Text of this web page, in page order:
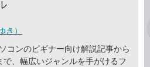
）
コンのビギナー向け解説記事から
、幅広いジャンルを手がけるフ